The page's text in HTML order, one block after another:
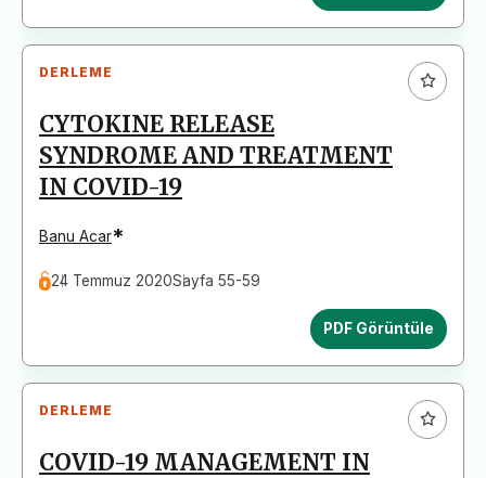
DERLEME
CYTOKINE RELEASE
SYNDROME AND TREATMENT
IN COVID-19
Banu Acar*
24 Temmuz 2020Sayfa 55-59
PDF Görüntüle
DERLEME
COVID-19 MANAGEMENT IN